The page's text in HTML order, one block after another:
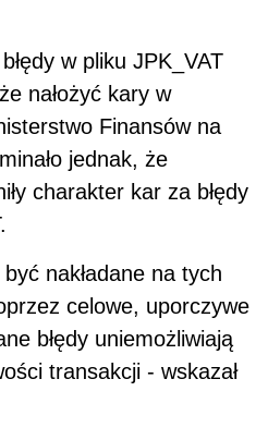
w pliku JPK_VAT
nałożyć kary w
Finansów na
jednak, że
charakter kar za błędy
nakładane na tych
celowe, uporczywe
błędy uniemożliwiają
transakcji - wskazał